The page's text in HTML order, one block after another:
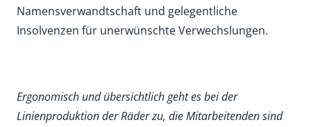
Namensverwandtschaft und gelegentliche
Insolvenzen für unerwünschte Verwechslungen.
Ergonomisch und übersichtlich geht es bei der
Linienproduktion der Räder zu, die Mitarbeitenden sind